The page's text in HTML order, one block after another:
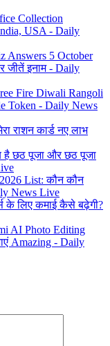
Collection
USA - Daily
Answers 5 October
जीतें इनाम - Daily
Fire Diwali Rangoli
Token - Daily News
राशन कार्ड नए लाभ
है छठ पूजा और छठ पूजा
List: कौन कौन
News Live
के लिए कमाई कैसे बढ़ेगी?
AI Photo Editing
Amazing - Daily